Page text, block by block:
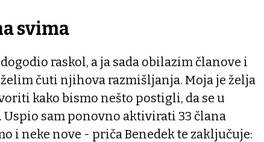
svima
raskol, a ja sada obilazim članove i
čuti njihova razmišljanja. Moja je želja
kako bismo nešto postigli, da se u
Uspio sam ponovno aktivirati 33 člana
i neke nove - priča Benedek te zaključuje: